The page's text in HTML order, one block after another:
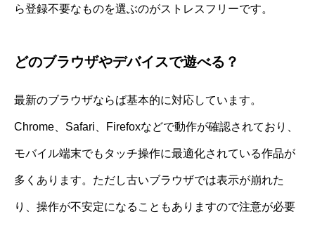
ら登録不要なものを選ぶのがストレスフリーです。
どのブラウザやデバイスで遊べる？
最新のブラウザならば基本的に対応しています。
Chrome、Safari、Firefoxなどで動作が確認されており、
モバイル端末でもタッチ操作に最適化されている作品が
多くあります。ただし古いブラウザでは表示が崩れた
り、操作が不安定になることもありますので注意が必要